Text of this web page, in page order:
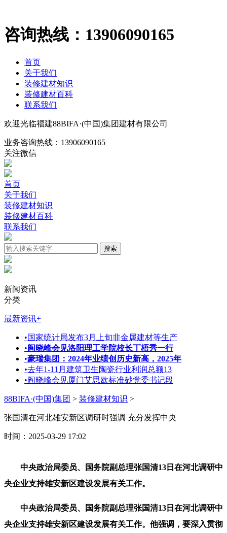
咨询热线： 13906090165
首页
关于我们
装修建材知识
装修建材百科
联系我们
欢迎光临福建88BIFA·(中国)集团建材有限公司
业务咨询热线： 13906090165
关注微信
首页
关于我们
装修建材知识
装修建材百科
联系我们
新闻资讯
分类
最新资讯+
•国家统计局发布3月上旬非金属建材等生产
•阎晓峰会见洛阳理工学院校长丁梧秀一行
•豪瑞集团：2024年业绩创历史新高，2025年
•去年1-11月建筑卫生陶瓷行业利润总额13
•阎晓峰会见厦门艾思欧标准砂党委书记段
88BIFA·(中国)集团 > 装修建材知识 >
张国清在河北雄安新区调研时强调 充分发挥中央
时间：2025-03-29 17:02
中央政治局委员、国务院副总理张国清13日在河北调研中
央企业支持雄安新区建设发展有关工作。
中央政治局委员、国务院副总理张国清13日在河北调研中
央企业支持雄安新区建设发展有关工作。他强调，要深入贯彻